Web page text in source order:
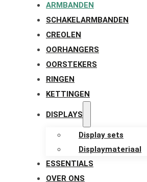
ARMBANDEN
SCHAKELARMBANDEN
CREOLEN
OORHANGERS
OORSTEKERS
RINGEN
KETTINGEN
DISPLAYS
Display sets
Displaymateriaal
ESSENTIALS
OVER ONS